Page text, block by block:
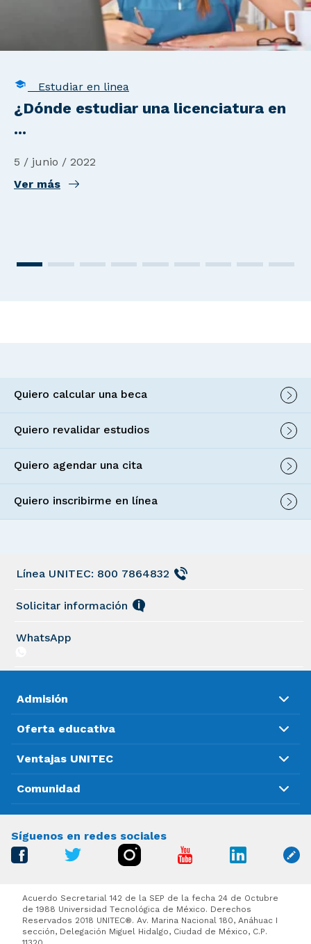
Estudiar en linea
¿Dónde estudiar una licenciatura en
...
5 / junio / 2022
Ver más
Quiero calcular una beca
Quiero revalidar estudios
Quiero agendar una cita
Quiero inscribirme en línea
Línea UNITEC: 800 7864832
Solicitar información
WhatsApp
Admisión
Oferta educativa
Ventajas UNITEC
Comunidad
Síguenos en redes sociales
Acuerdo Secretarial 142 de la SEP de la fecha 24 de Octubre
de 1988 Universidad Tecnológica de México. Derechos
Reservados 2018 UNITEC®. Av. Marina Nacional 180, Anáhuac I
sección, Delegación Miguel Hidalgo, Ciudad de México, C.P.